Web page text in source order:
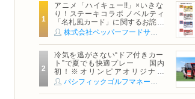
アニメ「ハイキュー!!」×いきな
り！ステーキコラボ ノベルティ
「名札風カード」に関するお詫び
および交換対応についてのご案内
冷気を逃がさない“ドア付きカー
ト”で夏でも快適プレー 国内
初！※オリンピアオリジナル
「AirCon Cart（エアコンカー
ト）」導入 | ＰＧＭ